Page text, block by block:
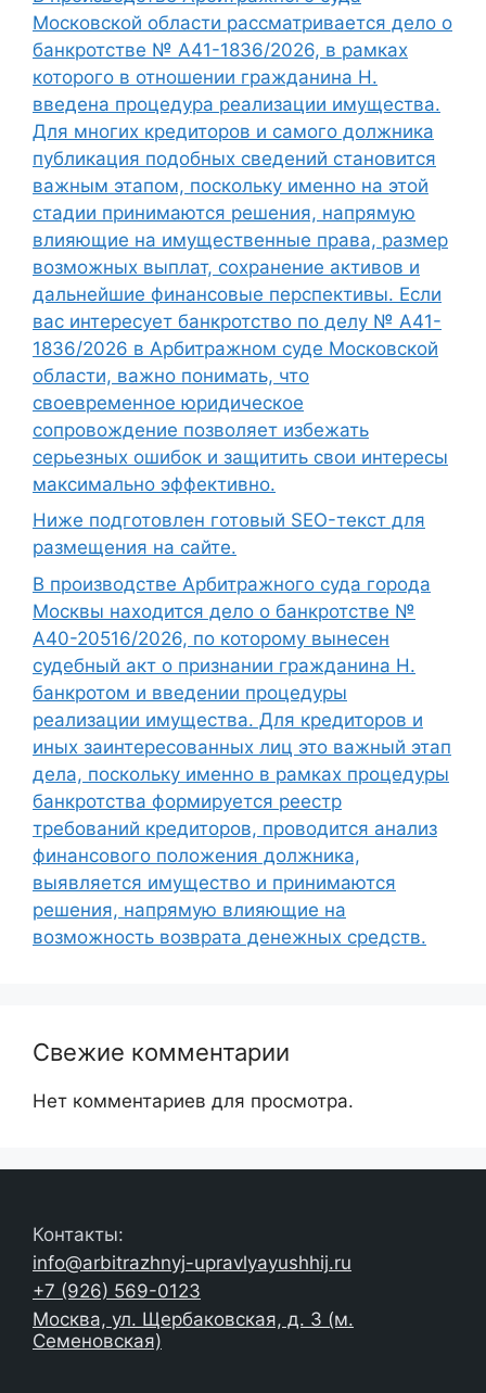
Московской области рассматривается дело о
банкротстве № А41-1836/2026, в рамках
которого в отношении гражданина Н.
введена процедура реализации имущества.
Для многих кредиторов и самого должника
публикация подобных сведений становится
важным этапом, поскольку именно на этой
стадии принимаются решения, напрямую
влияющие на имущественные права, размер
возможных выплат, сохранение активов и
дальнейшие финансовые перспективы. Если
вас интересует банкротство по делу № А41-
1836/2026 в Арбитражном суде Московской
области, важно понимать, что
своевременное юридическое
сопровождение позволяет избежать
серьезных ошибок и защитить свои интересы
максимально эффективно.
Ниже подготовлен готовый SEO-текст для
размещения на сайте.
В производстве Арбитражного суда города
Москвы находится дело о банкротстве №
А40-20516/2026, по которому вынесен
судебный акт о признании гражданина Н.
банкротом и введении процедуры
реализации имущества. Для кредиторов и
иных заинтересованных лиц это важный этап
дела, поскольку именно в рамках процедуры
банкротства формируется реестр
требований кредиторов, проводится анализ
финансового положения должника,
выявляется имущество и принимаются
решения, напрямую влияющие на
возможность возврата денежных средств.
Свежие комментарии
Нет комментариев для просмотра.
Контакты:
info@arbitrazhnyj-upravlyayushhij.ru
+7 (926) 569-0123
Москва, ул. Щербаковская, д. 3 (м.
Семеновская)